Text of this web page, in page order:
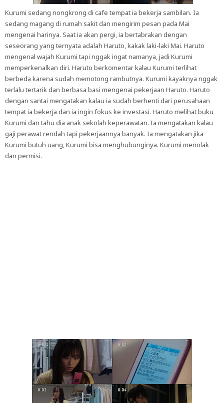
Kurumi sedang nongkrong di cafe tempat ia bekerja sambilan. Ia
sedang magang di rumah sakit dan mengirim pesan pada Mai
mengenai harinya. Saat ia akan pergi, ia bertabrakan dengan
seseorang yang ternyata adalah Haruto, kakak laki-laki Mai. Haruto
mengenal wajah Kurumi tapi nggak ingat namanya, jadi Kurumi
memperkenalkan diri. Haruto berkomentar kalau Kurumi terlihat
berbeda karena sudah memotong rambutnya. Kurumi kayaknya nggak
terlalu tertarik dan berbasa basi mengenai pekerjaan Haruto. Haruto
dengan santai mengatakan kalau ia sudah berhenti dari perusahaan
tempat ia bekerja dan ia ingin fokus ke investasi. Haruto melihat buku
Kurumi dan tahu dia anak sekolah keperawatan. Ia mengatakan kalau
gaji perawat rendah tapi pekerjaannya banyak. Ia mengatakan jika
Kurumi butuh uang, Kurumi bisa menghubunginya. Kurumi menolak
dan permisi.